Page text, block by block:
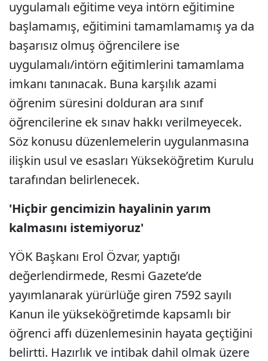
uygulamalı eğitime veya intörn eğitimine
başlamamış, eğitimini tamamlamamış ya da
başarısız olmuş öğrencilere ise
uygulamalı/intörn eğitimlerini tamamlama
imkanı tanınacak. Buna karşılık azami
öğrenim süresini dolduran ara sınıf
öğrencilerine ek sınav hakkı verilmeyecek.
Söz konusu düzenlemelerin uygulanmasına
ilişkin usul ve esasları Yükseköğretim Kurulu
tarafından belirlenecek.
'Hiçbir gencimizin hayalinin yarım
kalmasını istemiyoruz'
YÖK Başkanı Erol Özvar, yaptığı
değerlendirmede, Resmi Gazete’de
yayımlanarak yürürlüğe giren 7592 sayılı
Kanun ile yükseköğretimde kapsamlı bir
öğrenci affı düzenlemesinin hayata geçtiğini
belirtti. Hazırlık ve intibak dahil olmak üzere